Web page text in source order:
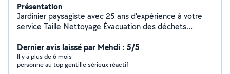
Présentation
Jardinier paysagiste avec 25 ans d'expérience à votre
service Taille Nettoyage Évacuation des déchets
graine Terrain de pétanque Etc...
Dernier avis laissé par Mehdi : 5/5
Il y a plus de 6 mois
personne au top gentille sérieux réactif